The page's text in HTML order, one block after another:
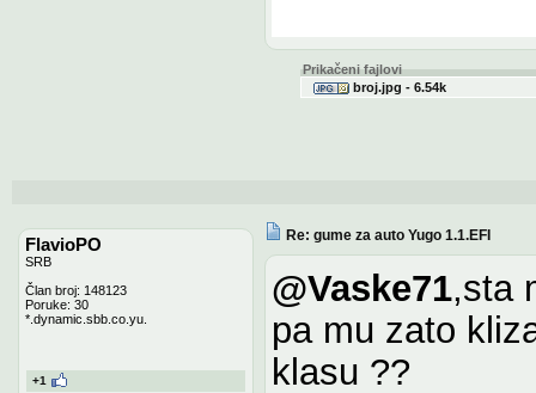
Prikačeni fajlovi
broj.jpg - 6.54k
FlavioPO
SRB
Član broj: 148123
Poruke: 30
*.dynamic.sbb.co.yu.
+1
Re: gume za auto Yugo 1.1.EFI
@Vaske71,sta
pa mu zato
klasu ??